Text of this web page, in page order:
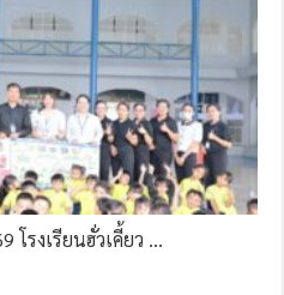
โรงเรียนฮั่วเคี้ยว …